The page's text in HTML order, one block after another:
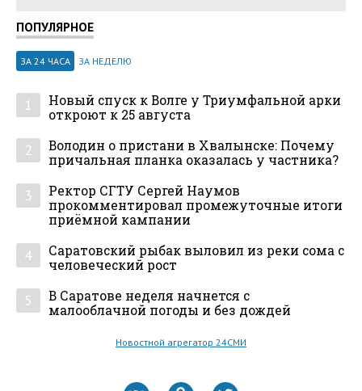
ПОПУЛЯРНОЕ
ЗА 24 ЧАСА ЗА НЕДЕЛЮ
1
Новый спуск к Волге у Триумфальной арки
откроют к 25 августа
2
Володин о пристани в Хвалынске: Почему
причальная планка оказалась у частника?
3
Ректор СГТУ Сергей Наумов
прокомментировал промежуточные итоги
приёмной кампании
4
Саратовский рыбак выловил из реки сома с
человеческий рост
5
В Саратове неделя начнется с
малооблачной погоды и без дождей
Новостной агрегатор 24СМИ